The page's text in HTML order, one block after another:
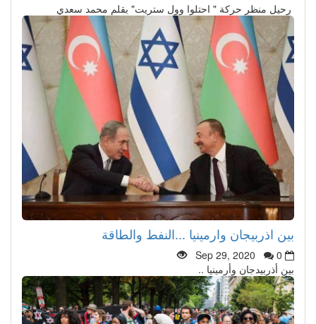
رحيل منظر حركة " احتلوا وول ستريت" بقلم محمد سعدي
بين اذربيجان وارمينيا ...النفط والطاقة
Sep 29, 2020
0
بين أذربيدجان وأرمينيا ..